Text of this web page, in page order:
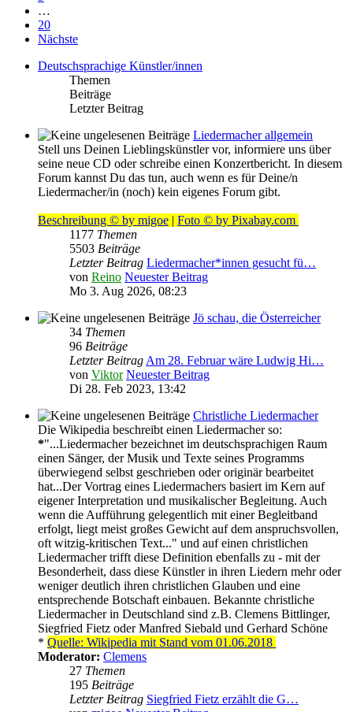
…
20
Nächste
Deutschsprachige Künstler/innen
Themen
Beiträge
Letzter Beitrag
Liedermacher allgemein
Stell uns Deinen Lieblingskünstler vor, informiere uns über
seine neue CD oder schreibe einen Konzertbericht. In diesem
Forum kannst Du das tun, auch wenn es für Deine/n
Liedermacher/in (noch) kein eigenes Forum gibt.
Beschreibung © by migoe | Foto © by Pixabay.com
1177 Themen
5503 Beiträge
Letzter Beitrag Liedermacher*innen gesucht fü…
von Reino Neuester Beitrag
Mo 3. Aug 2026, 08:23
Jö schau, die Österreicher
34 Themen
96 Beiträge
Letzter Beitrag Am 28. Februar wäre Ludwig Hi…
von Viktor Neuester Beitrag
Di 28. Feb 2023, 13:42
Christliche Liedermacher
Die Wikipedia beschreibt einen Liedermacher so:
*"...Liedermacher bezeichnet im deutschsprachigen Raum
einen Sänger, der Musik und Texte seines Programms
überwiegend selbst geschrieben oder originär bearbeitet
hat...Der Vortrag eines Liedermachers basiert im Kern auf
eigener Interpretation und musikalischer Begleitung. Auch
wenn die Aufführung gelegentlich mit einer Begleitband
erfolgt, liegt meist großes Gewicht auf dem anspruchsvollen,
oft witzig-kritischen Text..." und auf einen christlichen
Liedermacher trifft diese Definition ebenfalls zu - mit der
Besonderheit, dass diese Künstler in ihren Liedern mehr oder
weniger deutlich ihren christlichen Glauben und eine
entsprechende Botschaft einbauen. Bekannte christliche
Liedermacher in Deutschland sind z.B. Clemens Bittlinger,
Siegfried Fietz oder Manfred Siebald und Gerhard Schöne
* Quelle: Wikipedia mit Stand vom 01.06.2018
Moderator: Clemens
27 Themen
195 Beiträge
Letzter Beitrag Siegfried Fietz erzählt die G…